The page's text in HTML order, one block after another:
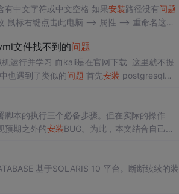
路径是否含有中文字符或中文空格 如果安装路径没有问题
点击此电脑 —> 属性 —> 重命名这台
文件找不到的问题
习 而kali是在官网下载 这里就不提
中也遇到了类似的问题 首先安装 postgresql 数
脚本的执行三个必备步骤。但在实际的操作
预期之外的安装BUG。为此，本文结合自己在
基于SOLARIS 10 平台。断断续续的装